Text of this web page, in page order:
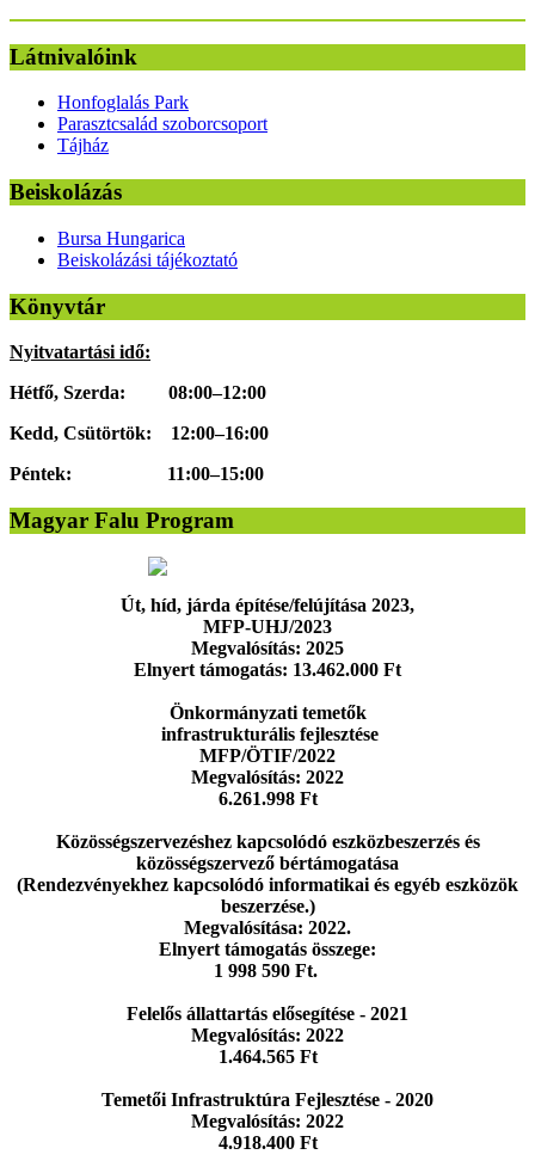
Látnivalóink
Honfoglalás Park
Parasztcsalád szoborcsoport
Tájház
Beiskolázás
Bursa Hungarica
Beiskolázási tájékoztató
Könyvtár
Nyitvatartási idő:
Hétfő, Szerda: 08:00–12:00
Kedd, Csütörtök: 12:00–16:00
Péntek: 11:00–15:00
Magyar Falu Program
Út, híd, járda építése/felújítása 2023,
MFP-UHJ/2023
Megvalósítás: 2025
Elnyert támogatás: 13.462.000 Ft
Önkormányzati temetők
infrastrukturális fejlesztése
MFP/ÖTIF/2022
Megvalósítás: 2022
6.261.998 Ft
Közösségszervezéshez kapcsolódó eszközbeszerzés és
közösségszervező bértámogatása
(Rendezvényekhez kapcsolódó informatikai és egyéb eszközök
beszerzése.)
Megvalósítása: 2022.
Elnyert támogatás összege:
1 998 590 Ft.
Felelős állattartás elősegítése - 2021
Megvalósítás: 2022
1.464.565 Ft
Temetői Infrastruktúra Fejlesztése - 2020
Megvalósítás: 2022
4.918.400 Ft